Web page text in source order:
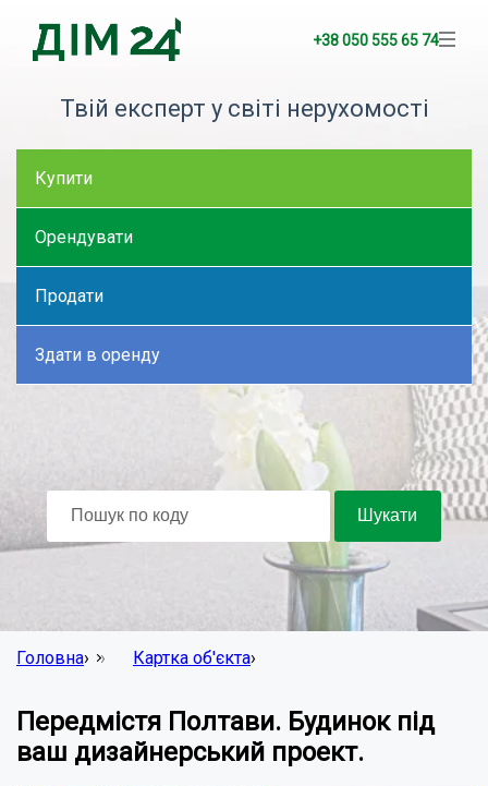
+38 050 555 65 74
Твій експерт у світі нерухомості
Купити
Орендувати
Продати
Здати в оренду
Головна› Картка об'єкта›
Передмістя Полтави. Будинок під
ваш дизайнерський проект.